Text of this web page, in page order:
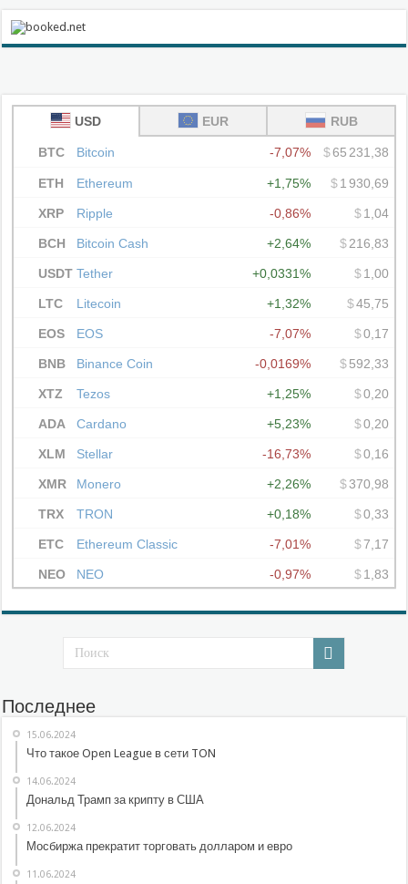
Последнее
15.06.2024
Что такое Open League в сети TON
14.06.2024
Дональд Трамп за крипту в США
12.06.2024
Мосбиржа прекратит торговать долларом и евро
11.06.2024